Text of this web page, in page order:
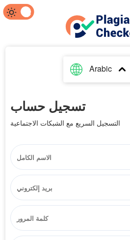
Arabic
تسجيل حساب
التسجيل السريع مع الشبكات الاجتماعية